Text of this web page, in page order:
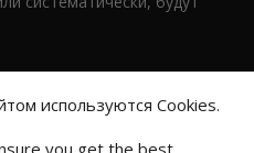
используются Cookies.
you get the best